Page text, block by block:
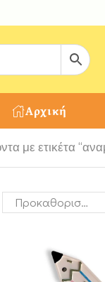
μας!
Αρχική
με ετικέτα